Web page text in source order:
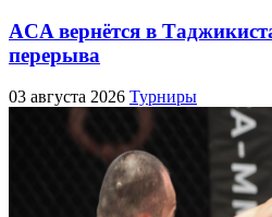
ACA вернётся в
перерыва
03 августа 2026 Турниры